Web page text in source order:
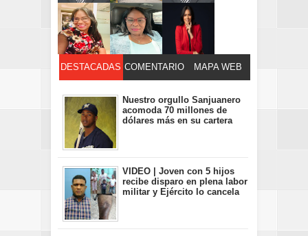
DESTACADAS COMENTARIO MAPA WEB
Nuestro orgullo Sanjuanero
acomoda 70 millones de
dólares más en su cartera
VIDEO | Joven con 5 hijos
recibe disparo en plena labor
militar y Ejército lo cancela